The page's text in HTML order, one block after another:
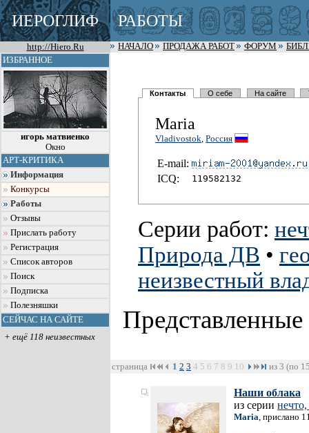
ИЕРОГЛИФ РАБОТЫ
http://Hiero.Ru НАЧАЛО ПРОДАЖА РАБОТ ФОРУМ
ИЗБРАННОЕ
игорь матвиенко
Окно
АРТ-КРИТИКА
Информация
Конкурсы
Работы
Отзывы
Прислать работу
Регистрация
Список авторов
Поиск
Подписка
Полезняшки
СЕЙЧАС НА САЙТЕ
+ ещё 118 неизвестных
Контакты О себе На сайте
Maria
Vladivostok, Россия
E-mail:
ICQ: 119582132
Серии работ:
Природа ДВ •
неизвестный
страница 1 2 3 4 5 6 7 8 9 10 из 3 (по
Наши облака
из серии
Maria, прислано